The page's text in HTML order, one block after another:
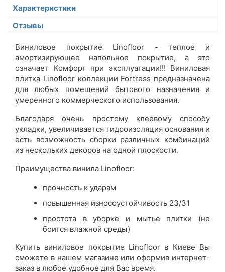
Характеристики
Отзывы
Виниловое покрытие Linofloor - теплое и
амортизирующее напольное покрытие, а это
означает Комфорт при эксплуатации!!! Виниловая
плитка Linofloor коллекции Fortress предназначена
для любых помещений бытового назначения и
умеренного коммерческого использования.
Благодаря очень простому клеевому способу
укладки, увеличивается гидроизоляция основания и
есть возможность сборки различных комбинаций
из нескольких декоров на одной плоскости.
Преимущества винила Linofloor:
прочность к ударам
повышенная износоустойчивость 23/31
простота в уборке и мытье плитки (не
боится влажной среды)
Купить виниловое покрытие Linofloor в Киеве Вы
сможете в нашем магазине или оформив интернет-
заказ в любое удобное для Вас время.